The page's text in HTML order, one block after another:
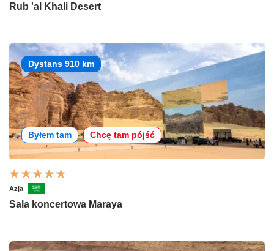
Rub 'al Khali Desert
Dystans 910 km
Byłem tam Chcę tam pójść
Azja
Sala koncertowa Maraya